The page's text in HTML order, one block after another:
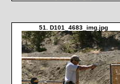
51. D101_4683_img.jpg